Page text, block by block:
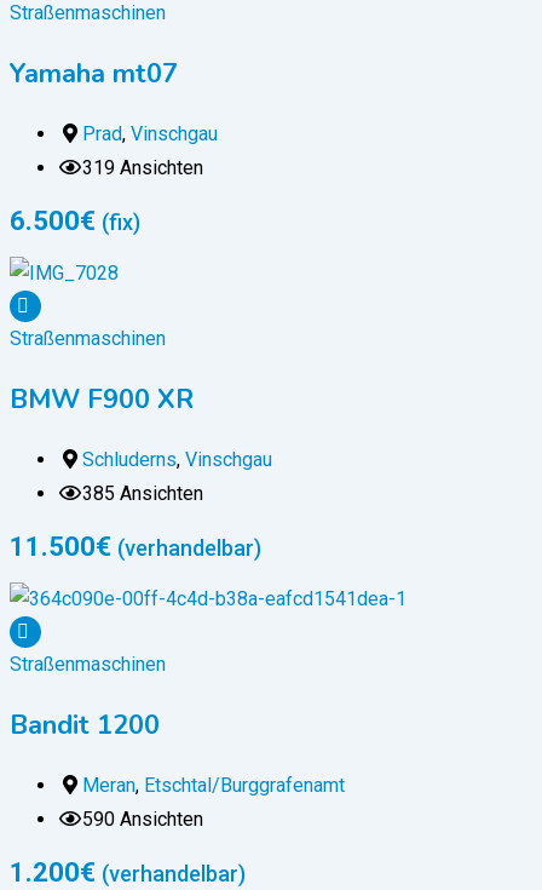
Straßenmaschinen
Yamaha mt07
Prad, Vinschgau
319 Ansichten
6.500€ (fix)
Straßenmaschinen
BMW F900 XR
Schluderns, Vinschgau
385 Ansichten
11.500€ (verhandelbar)
Straßenmaschinen
Bandit 1200
Meran, Etschtal/Burggrafenamt
590 Ansichten
1.200€ (verhandelbar)